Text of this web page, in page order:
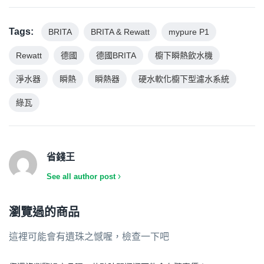
Tags: BRITA BRITA & Rewatt mypure P1
Rewatt 德國 德國BRITA 櫥下瞬熱飲水機
淨水器 瞬熱 瞬熱器 硬水軟化櫥下型濾水系統
綠瓦
省錢王
See all author post
瀏覽過的商品
這裡可能會有遺珠之憾喔，檢查一下吧